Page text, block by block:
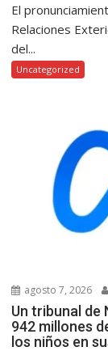
El
Relaciones
del...
Uncategorized
agosto 7, 2026
Un tribunal de
942 millones
los niños en